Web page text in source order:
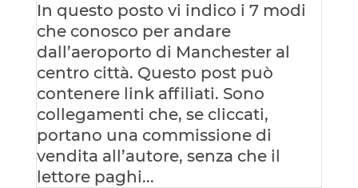
In questo posto vi indico i 7 modi
che conosco per andare
dall’aeroporto di Manchester al
centro città. Questo post può
contenere link affiliati. Sono
collegamenti che, se cliccati,
portano una commissione di
vendita all’autore, senza che il
lettore paghi...